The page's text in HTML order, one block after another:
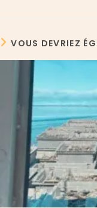
VOUS DEVRIEZ